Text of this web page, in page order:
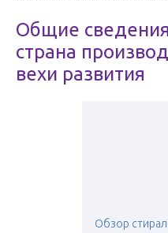
Общие
страна
вехи развития
Обзор